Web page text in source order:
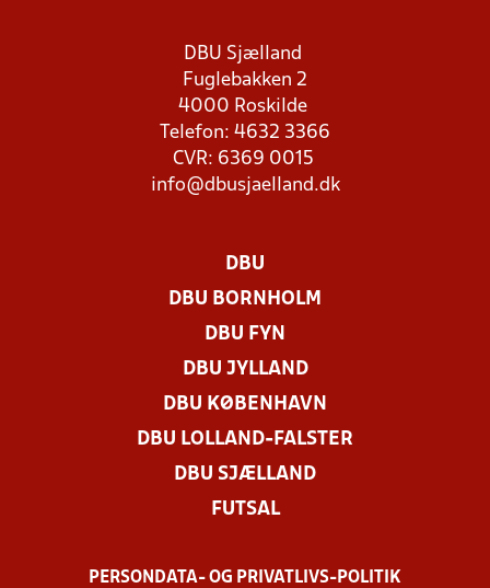
DBU Sjælland
Fuglebakken 2
4000 Roskilde
Telefon: 4632 3366
CVR: 6369 0015
info@dbusjaelland.dk
DBU
DBU BORNHOLM
DBU FYN
DBU JYLLAND
DBU KØBENHAVN
DBU LOLLAND-FALSTER
DBU SJÆLLAND
FUTSAL
PERSONDATA- OG PRIVATLIVS-POLITIK